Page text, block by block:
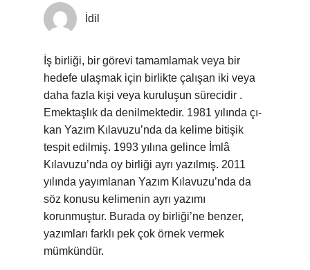
İdil
İş birliği, bir görevi tamamlamak veya bir
hedefe ulaşmak için birlikte çalışan iki veya
daha fazla kişi veya kuruluşun sürecidir .
Emektaşlık da denilmektedir. 1981 yılında çı-
kan Yazım Kılavuzu’nda da kelime bitişik
tespit edilmiş. 1993 yılına gelince İmlâ
Kılavuzu’nda oy birliği ayrı yazılmış. 2011
yılında yayımlanan Yazım Kılavuzu’nda da
söz konusu kelimenin ayrı yazımı
korunmuştur. Burada oy birliği’ne benzer,
yazımları farklı pek çok örnek vermek
mümkündür.